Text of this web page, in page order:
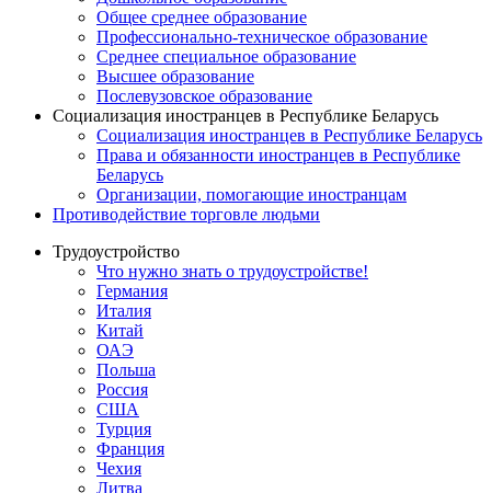
Общее среднее образование
Профессионально-техническое образование
Среднее специальное образование
Высшее образование
Послевузовское образование
Социализация иностранцев в Республике Беларусь
Социализация иностранцев в Республике Беларусь
Права и обязанности иностранцев в Республике
Беларусь
Oрганизации, помогающие иностранцам
Противодействие торговле людьми
Трудоустройство
Что нужно знать о трудоустройстве!
Германия
Италия
Китай
ОАЭ
Польша
Россия
США
Турция
Франция
Чехия
Литва